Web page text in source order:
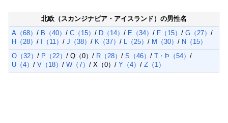
北欧（スカンジナビア・アイスランド）の男性名
A（68） / B（40） / C（15） / D（14） / E（34） / F（15） / G（27） /
H（28） / I（11） / J（38） / K（37） / L（25） / M（30） / N（15）
O（32） / P（22） / Q（0）/ R（28） / S（46） / T・Þ（54） /
U（4） / V（18） / W（7） / X（0）/ Y（4） / Z（1）